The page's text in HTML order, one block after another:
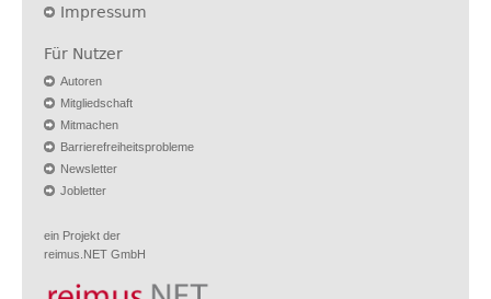
Impressum
Für Nutzer
Autoren
Mitgliedschaft
Mitmachen
Barrierefreiheitsprobleme
Newsletter
Jobletter
ein Projekt der
reimus.NET GmbH